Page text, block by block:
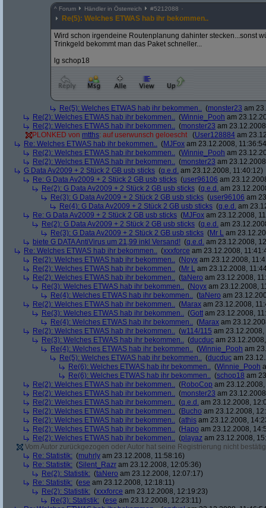
^ Forum Händler in Österreich #5212088
Re(5): Welches ETWAS hab ihr bekommen..
Wird schon irgendeine Routenplanung dahinter stecken...sonst
Trinkgeld bekommt man das Paket schneller...
lg schop18
Re(5): Welches ETWAS hab ihr bekommen.. (monster23 am
Re(2): Welches ETWAS hab ihr bekommen.. (Winnie_Pooh am
Re(2): Welches ETWAS hab ihr bekommen.. (monster23 am
PLONKED von mtths: auf userwunsch geloescht (User128884 am
Re: Welches ETWAS hab ihr bekommen.. (MJFox am 23.12.2008,
Re(2): Welches ETWAS hab ihr bekommen.. (Winnie_Pooh am
Re(2): Welches ETWAS hab ihr bekommen.. (monster23 am
G Data Av2009 + 2 Stück 2 GB usb sticks (q.e.d. am 23.12.2008, 11:40:12)
Re: G Data Av2009 + 2 Stück 2 GB usb sticks (user96106 am
Re(2): G Data Av2009 + 2 Stück 2 GB usb sticks (q.e.d. am
Re(3): G Data Av2009 + 2 Stück 2 GB usb sticks (user96106 am
Re(4): G Data Av2009 + 2 Stück 2 GB usb sticks (q.e.d. am
Re: G Data Av2009 + 2 Stück 2 GB usb sticks (MJFox am 23.12.2008,
Re(2): G Data Av2009 + 2 Stück 2 GB usb sticks (q.e.d. am
Re(3): G Data Av2009 + 2 Stück 2 GB usb sticks (Mr L am
biete G DATA AntiVirus um 21,99 inkl Versand! (q.e.d. am 23.12.2008,
Re: Welches ETWAS hab ihr bekommen.. (xxxforce am 23.12.2008,
Re(2): Welches ETWAS hab ihr bekommen.. (Noyx am 23.12.2008,
Re(2): Welches ETWAS hab ihr bekommen.. (Mr L am 23.12.2008,
Re(2): Welches ETWAS hab ihr bekommen.. (taNero am 23.12.2008,
Re(3): Welches ETWAS hab ihr bekommen.. (Noyx am 23.12.2008,
Re(4): Welches ETWAS hab ihr bekommen.. (taNero am
Re(2): Welches ETWAS hab ihr bekommen.. (Marax am 23.12.2008,
Re(3): Welches ETWAS hab ihr bekommen.. (Gott am 23.12.2008,
Re(4): Welches ETWAS hab ihr bekommen.. (Marax am
Re(2): Welches ETWAS hab ihr bekommen.. (w114/115 am 23.12.2008,
Re(3): Welches ETWAS hab ihr bekommen.. (ducduc am
Re(4): Welches ETWAS hab ihr bekommen.. (Winnie_Pooh am
Re(5): Welches ETWAS hab ihr bekommen.. (ducduc am
Re(6): Welches ETWAS hab ihr bekommen.. (Winnie_Pooh
Re(6): Welches ETWAS hab ihr bekommen.. (schop18 am
Re(2): Welches ETWAS hab ihr bekommen.. (RoboCop am
Re(2): Welches ETWAS hab ihr bekommen.. (monster23 am
Re(2): Welches ETWAS hab ihr bekommen.. (q.e.d. am 23.12.2008,
Re(2): Welches ETWAS hab ihr bekommen.. (Bucho am 23.12.2008,
Re(2): Welches ETWAS hab ihr bekommen.. (athis am 23.12.2008,
Re(2): Welches ETWAS hab ihr bekommen.. (Hapo am 23.12.2008,
Re(2): Welches ETWAS hab ihr bekommen.. (playaz am 23.12.2008,
Vom Autor zurückgezogen oder Autor hat seine Registrierung nicht
Re: Statistik: (muhrly am 23.12.2008, 11:58:16)
Re: Statistik: (Silent_Razr am 23.12.2008, 12:05:36)
Re(2): Statistik: (taNero am 23.12.2008, 12:07:17)
Re: Statistik: (ese am 23.12.2008, 12:18:11)
Re(2): Statistik: (xxxforce am 23.12.2008, 12:19:23)
Re(3): Statistik: (ese am 23.12.2008, 12:23:11)